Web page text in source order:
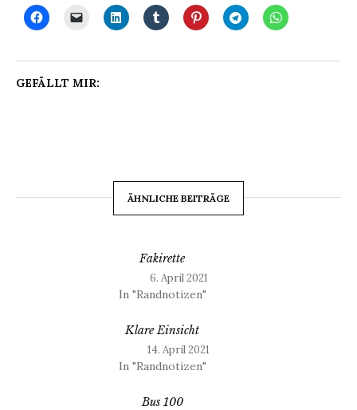
GEFÄLLT MIR:
ÄHNLICHE BEITRÄGE
Fakirette
6. April 2021
In "Randnotizen"
Klare Einsicht
14. April 2021
In "Randnotizen"
Bus 100